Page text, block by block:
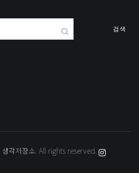
생각저장소. All rights reserved.